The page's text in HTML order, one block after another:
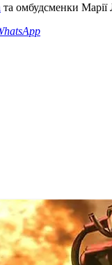
та омбудсменки Марії